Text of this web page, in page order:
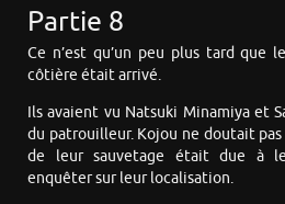
Partie 8
Ce n’est qu’un peu plus tard que
côtière était arrivé.
Ils avaient vu Natsuki Minamiya et
du patrouilleur. Kojou ne doutait
de leur sauvetage était due à
enquêter sur leur localisation.